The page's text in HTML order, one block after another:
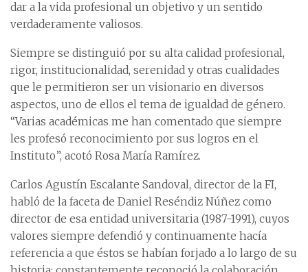
dar a la vida profesional un objetivo y un sentido
verdaderamente valiosos.
Siempre se distinguió por su alta calidad profesional,
rigor, institucionalidad, serenidad y otras cualidades
que le permitieron ser un visionario en diversos
aspectos, uno de ellos el tema de igualdad de género.
“Varias académicas me han comentado que siempre
les profesó reconocimiento por sus logros en el
Instituto”, acotó Rosa María Ramírez.
Carlos Agustín Escalante Sandoval, director de la FI,
habló de la faceta de Daniel Reséndiz Núñez como
director de esa entidad universitaria (1987-1991), cuyos
valores siempre defendió y continuamente hacía
referencia a que éstos se habían forjado a lo largo de su